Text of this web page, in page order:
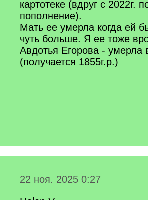
картотеке (вдруг с 2022г.
пополнение).
Мать ее умерла когда ей
чуть больше. Я ее тоже
Авдотья Егорова - умерла
(получается 1855г.р.)
22 ноя. 2025 0:27